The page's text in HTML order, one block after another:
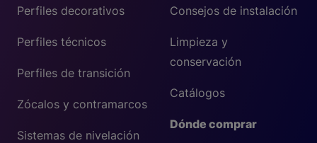
Consejos de instalación
Limpieza y
conservación
Catálogos
Dónde comprar
Perfiles decorativos
Perfiles técnicos
Perfiles de transición
Zócalos y contramarcos
Sistemas de nivelación